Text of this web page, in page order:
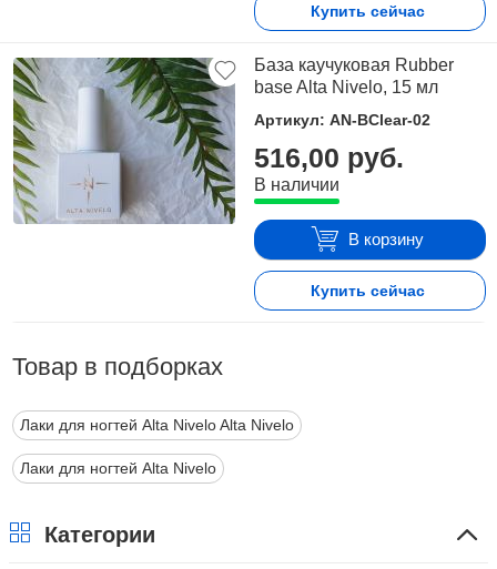
Купить сейчас
База каучуковая Rubber
base Alta Nivelo, 15 мл
Артикул: AN-BClear-02
516,00 руб.
В наличии
В корзину
Купить сейчас
Товар в подборках
Лаки для ногтей Alta Nivelo Alta Nivelo
Лаки для ногтей Alta Nivelo
Категории